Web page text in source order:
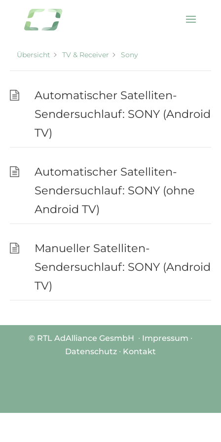
Kategorie -
Übersicht TV & Receiver Sony
Automatischer Satelliten-
Sendersuchlauf: SONY (Android
TV)
Automatischer Satelliten-
Sendersuchlauf: SONY (ohne
Android TV)
Manueller Satelliten-
Sendersuchlauf: SONY (Android
TV)
© RTL AdAlliance GesmbH ∙ Impressum ∙
Datenschutz ∙ Kontakt